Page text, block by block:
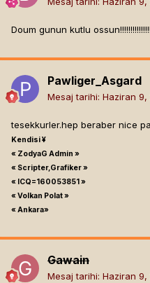
Doum gunun kutlu
Pawliger_Asgard
Mesaj tarihi: Haziran 9,
tesekkurler.hep beraber nice
Kendisi ¥
« ZodyaG Admin »
« Scripter,Grafiker »
« ICQ=160053851 »
« Volkan Polat »
« Ankara»
Gawain
Mesaj tarihi: Haziran 9,